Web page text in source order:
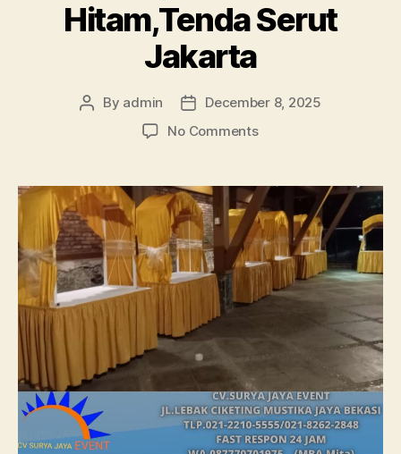
Hitam,Tenda Serut
Jakarta
Post
By admin
Post
date
December 8, 2025
No Commentson
Cover
Gold,Sofa
Oval
Hitam,Tenda
Serut
Jakarta